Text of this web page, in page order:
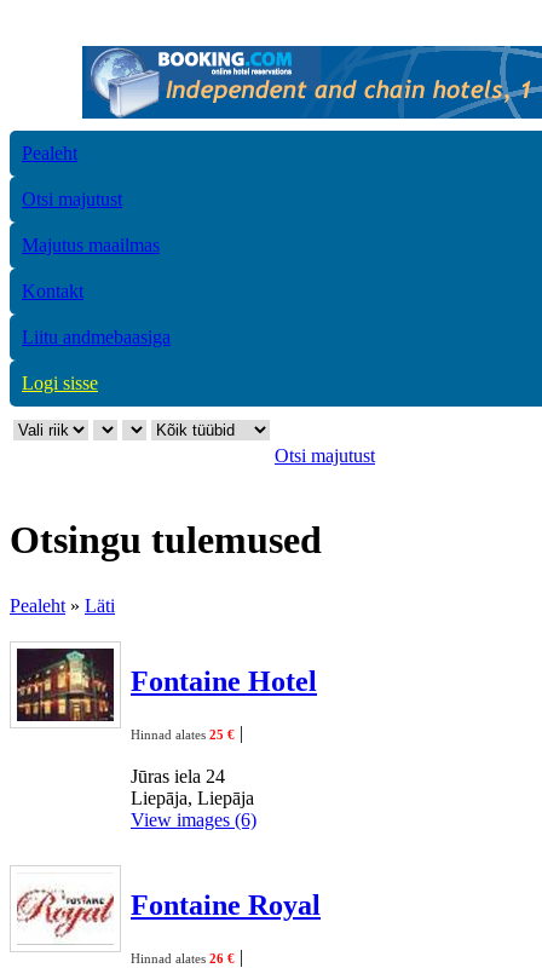
Pealeht
Otsi majutust
Majutus maailmas
Kontakt
Liitu andmebaasiga
Logi sisse
Otsi majutust
Otsingu tulemused
Pealeht » Läti
Fontaine Hotel
Hinnad alates 25 € |
Jūras iela 24
Liepāja, Liepāja
View images (6)
Fontaine Royal
Hinnad alates 26 € |